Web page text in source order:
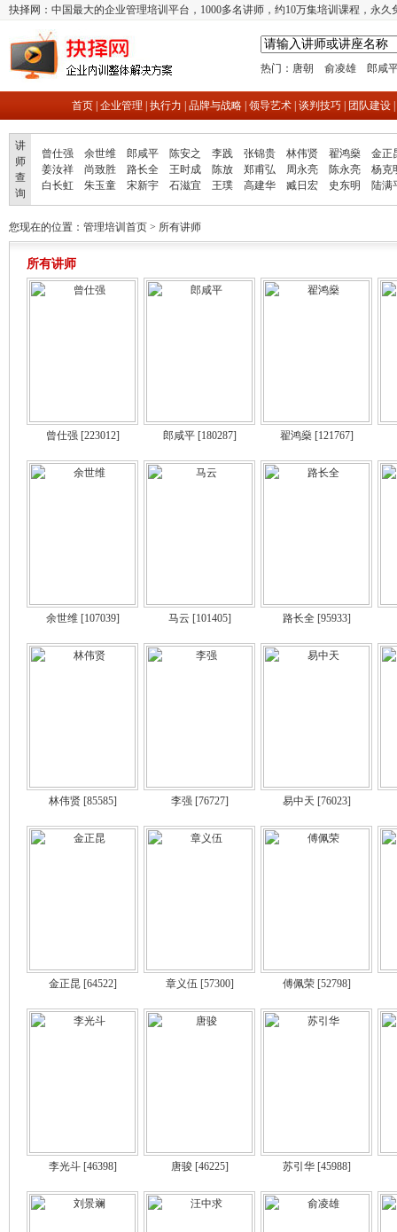
抉择网：中国最大的企业管理培训平台，1000多名讲师，约10万集培训课程，永
热门： 唐朝 俞凌雄 郎咸
首页| 企业管理 执行力 品牌与战略| 领导艺术| 谈判技巧| 团队建设|
讲
师
查
询
曾仕强 余世维 郎咸平 陈安之 李践 张锦贵 林伟贤 翟鸿燊
金正
姜汝祥
尚致胜 路长全 王时成 陈放 郑甫弘 周永亮 陈永亮
杨克
白长虹
朱玉童 宋新宇 石滋宜 王璞 高建华 臧日宏 史东明 陆满
您现在的位置： 管理培训首页 > 所有讲师
所有讲师
曾仕强[223012] 郎咸平[180287] 翟鸿燊[121767]
余世维[107039] 马云 [101405] 路长全[95933]
林伟贤[85585] 李强[76727] 易中天 [76023]
金正昆[64522] 章义伍 [57300] 傅佩荣[52798]
李光斗[46398] 唐骏[46225] 苏引华[45988]